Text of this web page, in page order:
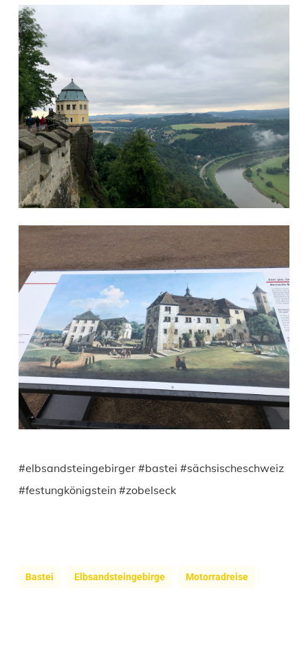
#elbsandsteingebirger #bastei #sächsischeschweiz
#festungkönigstein #zobelseck
Bastei Elbsandsteingebirge Motorradreise